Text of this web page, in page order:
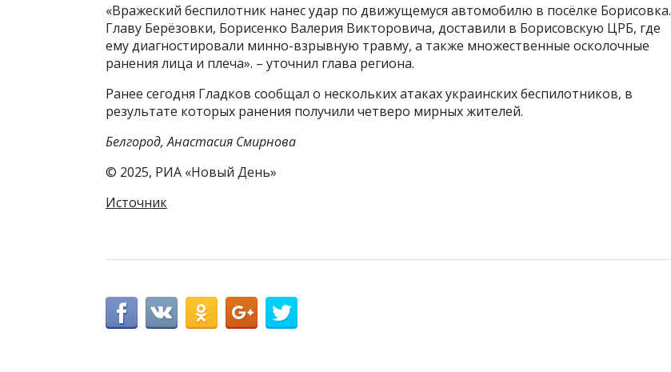
«Вражеский беспилотник нанес удар по движущемуся автомобилю в посёлке Борисовка.
Главу Берёзовки, Борисенко Валерия Викторовича, доставили в Борисовскую ЦРБ, где
ему диагностировали минно-взрывную травму, а также множественные осколочные
ранения лица и плеча». – уточнил глава региона.
Ранее сегодня Гладков сообщал о нескольких атаках украинских беспилотников, в
результате которых ранения получили четверо мирных жителей.
Белгород, Анастасия Смирнова
© 2025, РИА «Новый День»
Источник